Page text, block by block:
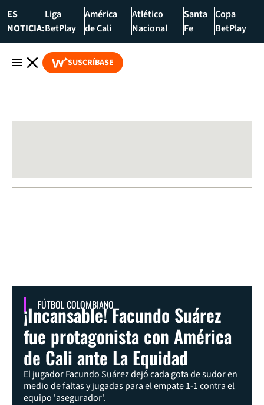
ES
NOTICIA:
Liga
BetPlay
América
de Cali
Atlético
Nacional
Santa
Fe
Copa
BetPlay
SUSCRÍBASE
FÚTBOL COLOMBIANO
¡Incansable! Facundo Suárez
fue protagonista con América
de Cali ante La Equidad
El jugador Facundo Suárez dejó cada gota de sudor en
medio de faltas y jugadas para el empate 1-1 contra el
equipo 'asegurador'.